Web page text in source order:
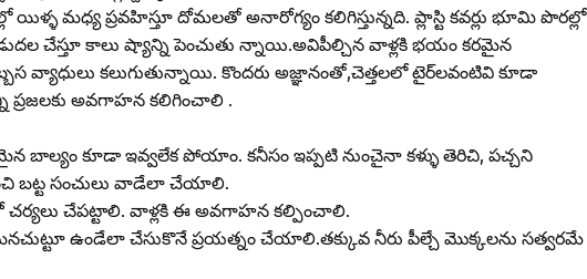
యిళ్ళ మధ్య ప్రవహిస్తూ దోమలతో అనారోగ్యం కలిగిస్తున్నది. ప్లాస్టి కవర్లు భూమి పొరల్లో
చేస్తూ కాలు ష్యాన్ని పెంచుతు న్నాయి.అవిపీల్చిన వాళ్లకి భయం కరమైన
వ్యాధులు కలుగుతున్నాయి. కొందరు అజ్ఞానంతో,చెత్తలలో టైర్‌లవంటివి కూడా
ప్రజలకు అవగాహన కలిగించాలి .
బాల్యం కూడా ఇవ్వలేక పోయాం. కనీసం ఇప్పటి నుంచైనా కళ్ళు తెరిచి, పచ్చని
బట్ట సంచులు వాడేలా చేయాలి.
చేపట్టాలి. వాళ్లకి ఈ అవగాహన కల్పించాలి.
మనచుట్టూ ఉండేలా చేసుకొనే ప్రయత్నం చేయాలి.తక్కువ నీరు పీల్చే మొక్కలను సత్వరమే